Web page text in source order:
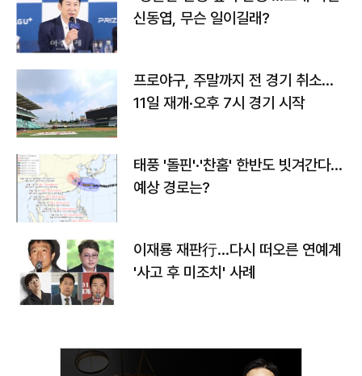
신동엽, 무슨 일이길래?
프로야구, 주말까지 전 경기 취소…
11일 재개·오후 7시 경기 시작
태풍 '돌핀'·'찬홈' 한반도 빗겨간다…
예상 경로는?
이재룡 재판行…다시 떠오른 연예계
'사고 후 미조치' 사례